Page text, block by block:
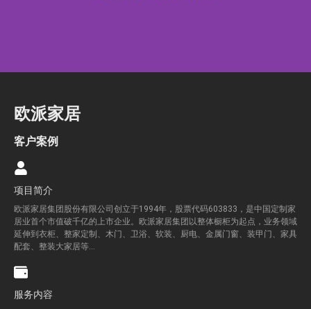
欧派家居
客户案例
项目简介
欧派家居集团股份有限公司创立于1994年，股票代码603833 ，是中国定制家
居业首个市值破千亿的上市企业。欧派家居集团以整体橱柜为起点，业务领域
延伸到衣柜、整家定制、木门、卫浴、软装、厨电、金属门窗、装甲门、家具
配套、整装大家居等…
服务内容​